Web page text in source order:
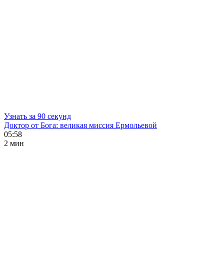
Узнать за 90 секунд
Доктор от Бога: великая миссия Ермольевой
05:58
2 мин